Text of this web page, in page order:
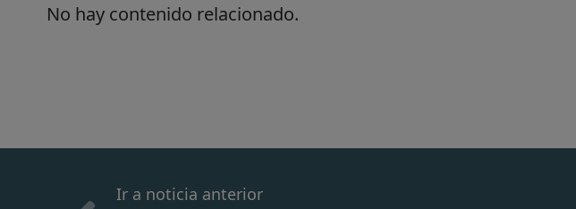
No hay contenido relacionado.
Ir a noticia anterior